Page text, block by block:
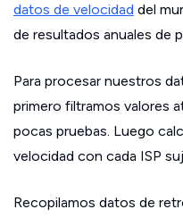
datos de velocidad del
de resultados anuales de
Para procesar nuestros
primero filtramos valores
pocas pruebas. Luego
velocidad con cada ISP
Recopilamos datos de